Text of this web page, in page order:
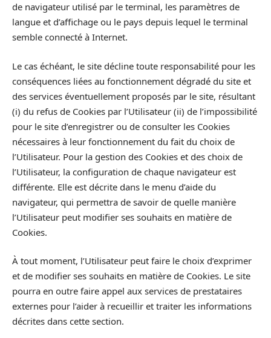
de navigateur utilisé par le terminal, les paramètres de
langue et d’affichage ou le pays depuis lequel le terminal
semble connecté à Internet.
Le cas échéant, le site décline toute responsabilité pour les
conséquences liées au fonctionnement dégradé du site et
des services éventuellement proposés par le site, résultant
(i) du refus de Cookies par l’Utilisateur (ii) de l’impossibilité
pour le site d’enregistrer ou de consulter les Cookies
nécessaires à leur fonctionnement du fait du choix de
l’Utilisateur. Pour la gestion des Cookies et des choix de
l’Utilisateur, la configuration de chaque navigateur est
différente. Elle est décrite dans le menu d’aide du
navigateur, qui permettra de savoir de quelle manière
l’Utilisateur peut modifier ses souhaits en matière de
Cookies.
À tout moment, l’Utilisateur peut faire le choix d’exprimer
et de modifier ses souhaits en matière de Cookies. Le site
pourra en outre faire appel aux services de prestataires
externes pour l’aider à recueillir et traiter les informations
décrites dans cette section.